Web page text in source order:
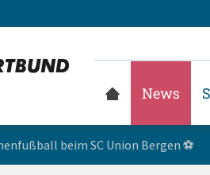
News
beim SC Union Bergen ⚽